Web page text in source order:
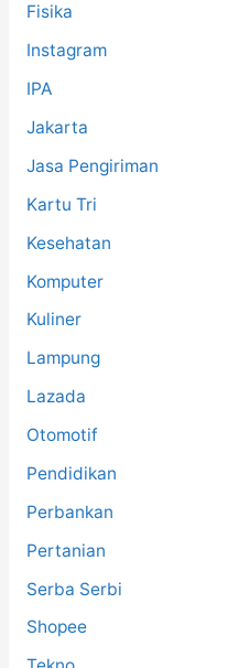
Fisika
Instagram
IPA
Jakarta
Jasa Pengiriman
Kartu Tri
Kesehatan
Komputer
Kuliner
Lampung
Lazada
Otomotif
Pendidikan
Perbankan
Pertanian
Serba Serbi
Shopee